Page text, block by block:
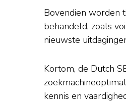
Bovendien worden
behandeld, zoals
nieuwste
Kortom, de Dutch
kennis en